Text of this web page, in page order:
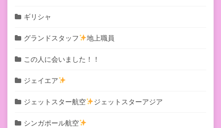
ギリシャ
グランドスタッフ 地上職員
この人に会いました！！
ジェイエア
ジェットスター航空 ジェットスターアジア
シンガポール航空